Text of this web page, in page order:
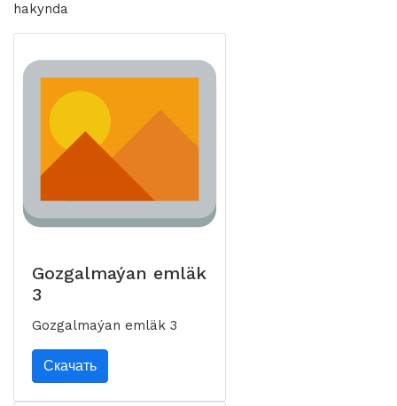
hakynda
Gozgalmaýan emläk
3
Gozgalmaýan emläk 3
Скачать